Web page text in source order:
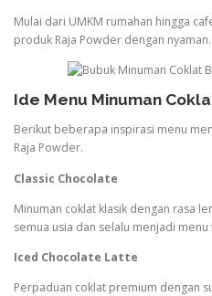
Mulai dari UMKM rumahan hingga
produk Raja Powder dengan nyaman.
Ide Menu Minuman
Berikut beberapa inspirasi menu
Raja Powder.
Classic Chocolate
Minuman coklat klasik dengan rasa
semua usia dan selalu menjadi
Iced Chocolate Latte
Perpaduan coklat premium dengan